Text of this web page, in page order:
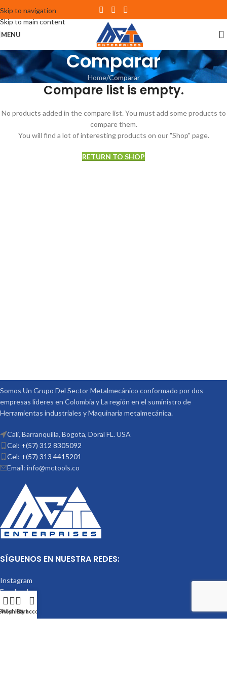
Skip to navigation
Skip to main content
MENU
Comparar
Home Comparar
Compare list is empty.
No products added in the compare list. You must add some products to
compare them.
You will find a lot of interesting products on our "Shop" page.
RETURN TO SHOP
Somos Un Grupo Del Sector Metalmecánico conformado por dos
empresas lideres en Colombia y La región en el suministro de
Herramientas industriales y Maquinaria metalmecánica.
Cali, Barranquilla, Bogota, Doral FL. USA
Cel: +(57) 312 8305092
Cel: +(57) 313 4415201
Email: info@mctools.co
SÍGUENOS EN NUESTRA REDES:
Instagram
Facebook
LinkedIn
Wishlist
Cart
My account